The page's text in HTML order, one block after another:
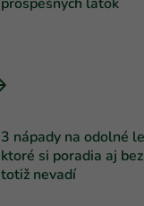
3 nápady na odolné
ktoré si poradia aj
totiž nevadí